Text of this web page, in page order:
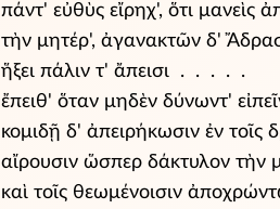
πάντ' εὐθὺς εἴρηχ', ὅτι μανεὶς
τὴν μητέρ', ἀγανακτῶν δ'
ἥξει πάλιν τ' ἄπεισι . . . . .
ἔπειθ' ὅταν μηδὲν δύνωντ'
κομιδῇ δ' ἀπειρήκωσιν ἐν τοῖς
αἴρουσιν ὥσπερ δάκτυλον τὴν
καὶ τοῖς θεωμένοισιν